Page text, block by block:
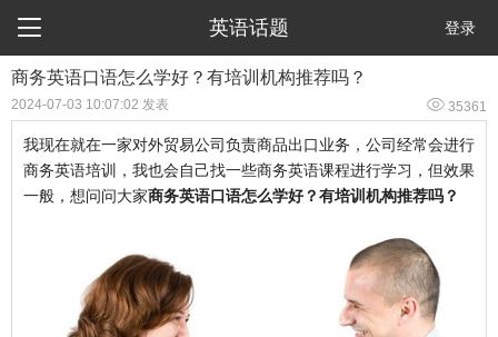
 英语话题 登录
商务英语口语怎么学好？有培训机构推荐吗？
2024-07-03 10:07:02 发表  35361
我现在就在一家对外贸易公司负责商品出口业务，公司经常会进行
商务英语培训，我也会自己找一些商务英语课程进行学习，但效果
一般，想问问大家商务英语口语怎么学好？有培训机构推荐吗？